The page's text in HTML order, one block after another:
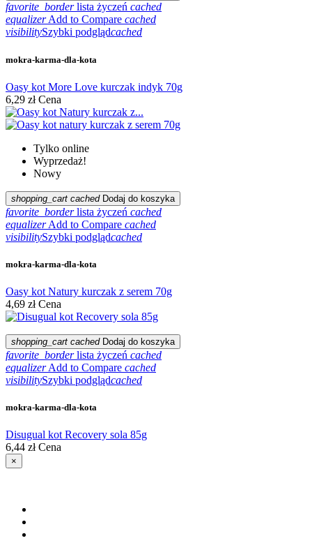
favorite_border lista życzeń cached
equalizerAdd to Compare cached
visibilitySzybki podglądcached
mokra-karma-dla-kota
Oasy kot More Love kurczak indyk 70g
6,29 zł Cena
Tylko online
Wyprzedaż!
Nowy
shopping_cart cached Dodaj do koszyka
favorite_border lista życzeń cached
equalizer Add to Compare cached
visibilitySzybki podglądcached
mokra-karma-dla-kota
Oasy kot Natury kurczak z serem 70g
4,69 zł Cena
shopping_cart cached Dodaj do koszyka
favorite_border lista życzeń cached
equalizer Add to Compare cached
visibilitySzybki podglądcached
mokra-karma-dla-kota
Disugual kot Recovery sola 85g
6,44 zł Cena
×